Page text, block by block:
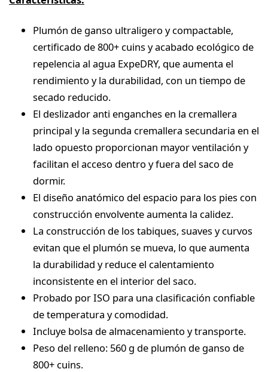
Plumón de ganso ultraligero y compactable,
certificado de 800+ cuins y acabado ecológico de
repelencia al agua ExpeDRY, que aumenta el
rendimiento y la durabilidad, con un tiempo de
secado reducido.
El deslizador anti enganches en la cremallera
principal y la segunda cremallera secundaria en el
lado opuesto proporcionan mayor ventilación y
facilitan el acceso dentro y fuera del saco de
dormir.
El diseño anatómico del espacio para los pies con
construcción envolvente aumenta la calidez.
La construcción de los tabiques, suaves y curvos
evitan que el plumón se mueva, lo que aumenta
la durabilidad y reduce el calentamiento
inconsistente en el interior del saco.
Probado por ISO para una clasificación confiable
de temperatura y comodidad.
Incluye bolsa de almacenamiento y transporte.
Peso del relleno: 560 g de plumón de ganso de
800+ cuins.